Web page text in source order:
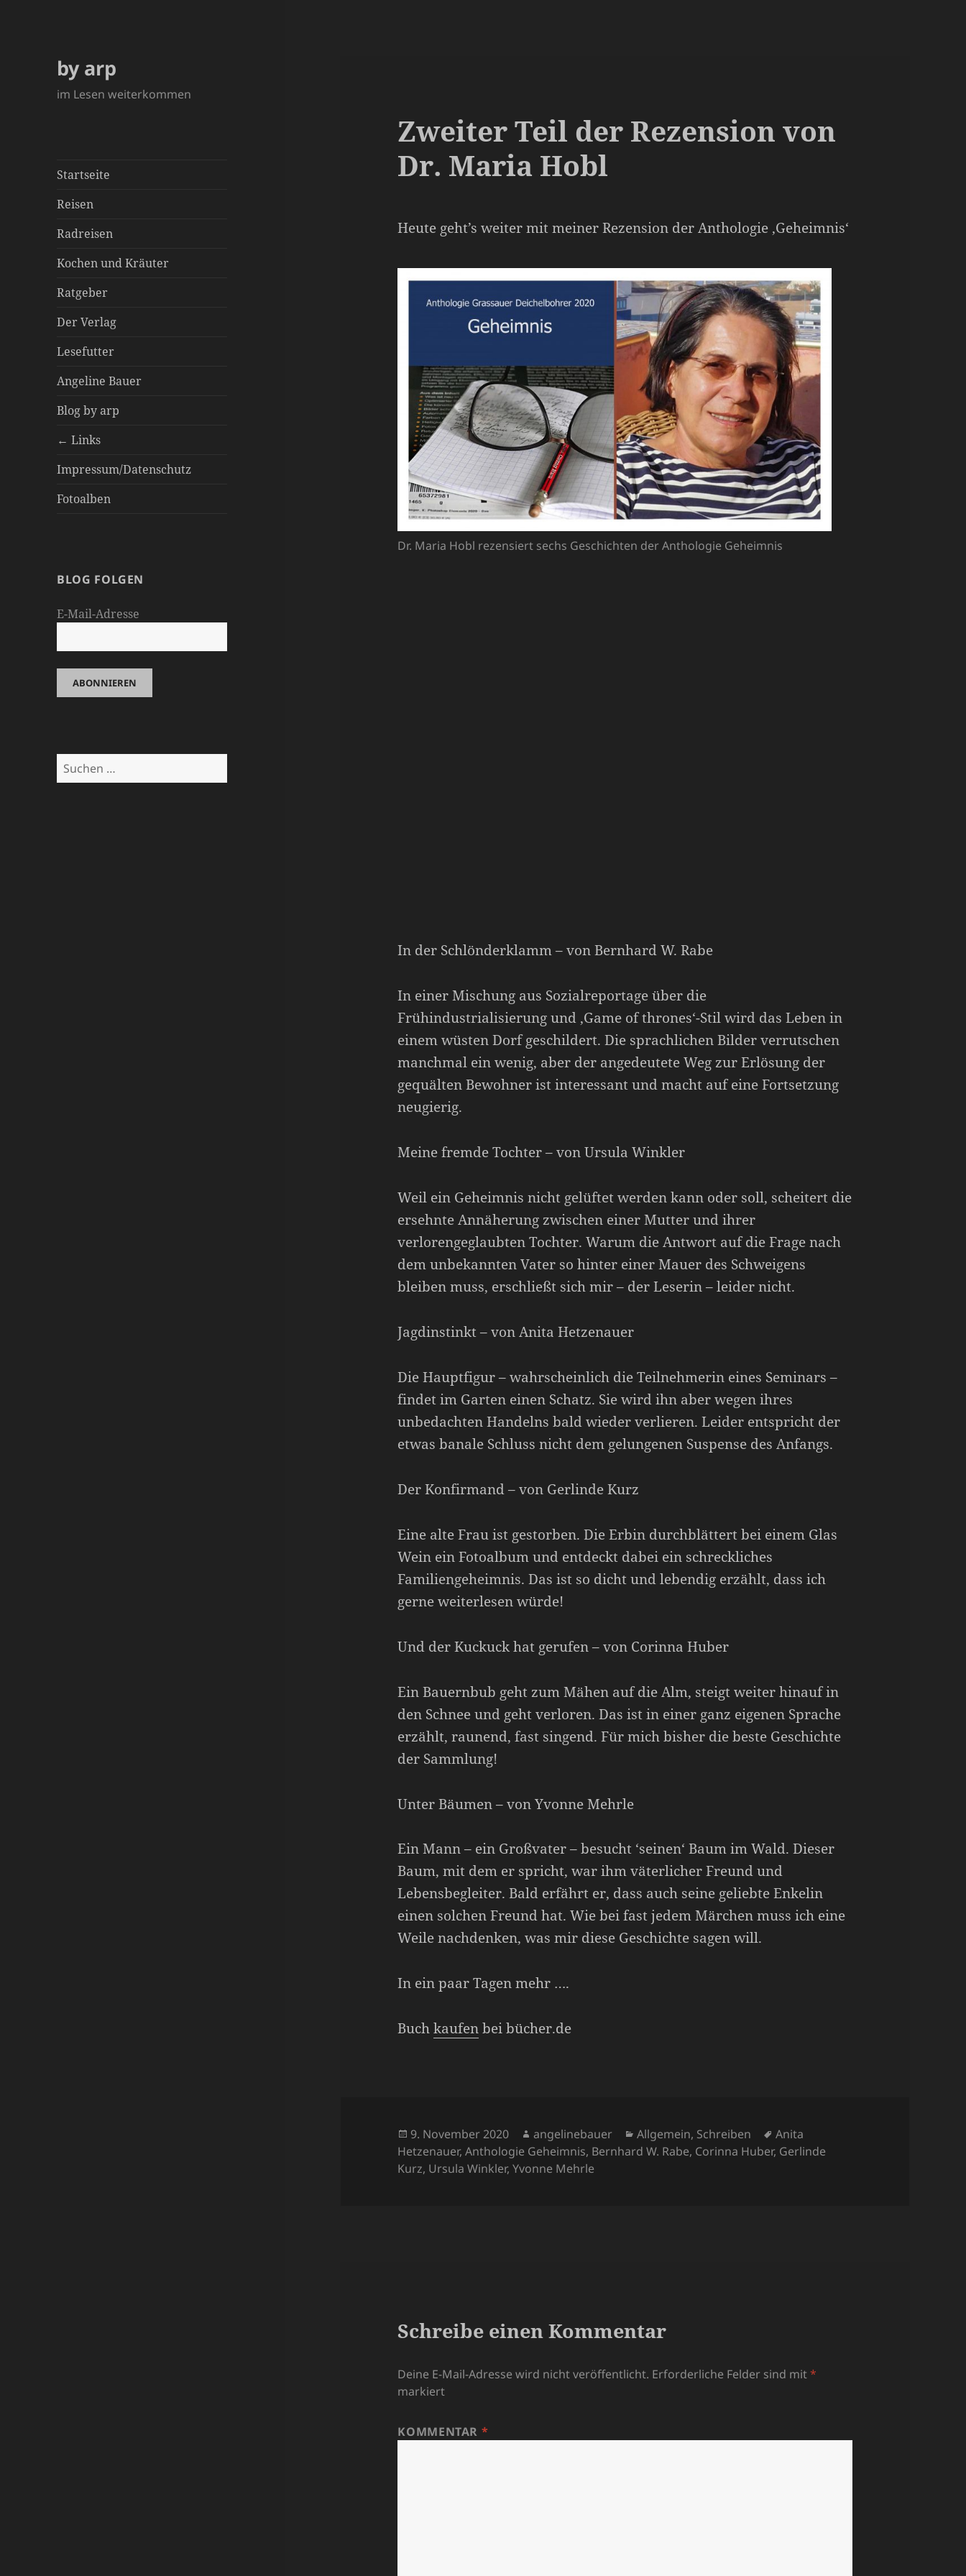
by arp
im Lesen weiterkommen
Startseite
Reisen
Radreisen
Kochen und Kräuter
Ratgeber
Der Verlag
Lesefutter
Angeline Bauer
Blog by arp
← Links
Impressum/Datenschutz
Fotoalben
BLOG FOLGEN
E-Mail-Adresse
Suchen
nach:
Zweiter Teil der Rezension von
Dr. Maria Hobl
Heute geht’s weiter mit meiner Rezension der Anthologie ‚Geheimnis‘
Dr. Maria Hobl rezensiert sechs Geschichten der Anthologie Geheimnis
In der Schlönderklamm – von Bernhard W. Rabe
In einer Mischung aus Sozialreportage über die
Frühindustrialisierung und ‚Game of thrones‘-Stil wird das Leben in
einem wüsten Dorf geschildert. Die sprachlichen Bilder verrutschen
manchmal ein wenig, aber der angedeutete Weg zur Erlösung der
gequälten Bewohner ist interessant und macht auf eine Fortsetzung
neugierig.
Meine fremde Tochter – von Ursula Winkler
Weil ein Geheimnis nicht gelüftet werden kann oder soll, scheitert die
ersehnte Annäherung zwischen einer Mutter und ihrer
verlorengeglaubten Tochter. Warum die Antwort auf die Frage nach
dem unbekannten Vater so hinter einer Mauer des Schweigens
bleiben muss, erschließt sich mir – der Leserin – leider nicht.
Jagdinstinkt – von Anita Hetzenauer
Die Hauptfigur – wahrscheinlich die Teilnehmerin eines Seminars –
findet im Garten einen Schatz. Sie wird ihn aber wegen ihres
unbedachten Handelns bald wieder verlieren. Leider entspricht der
etwas banale Schluss nicht dem gelungenen Suspense des Anfangs.
Der Konfirmand – von Gerlinde Kurz
Eine alte Frau ist gestorben. Die Erbin durchblättert bei einem Glas
Wein ein Fotoalbum und entdeckt dabei ein schreckliches
Familiengeheimnis. Das ist so dicht und lebendig erzählt, dass ich
gerne weiterlesen würde!
Und der Kuckuck hat gerufen – von Corinna Huber
Ein Bauernbub geht zum Mähen auf die Alm, steigt weiter hinauf in
den Schnee und geht verloren. Das ist in einer ganz eigenen Sprache
erzählt, raunend, fast singend. Für mich bisher die beste Geschichte
der Sammlung!
Unter Bäumen – von Yvonne Mehrle
Ein Mann – ein Großvater – besucht ‘seinen‘ Baum im Wald. Dieser
Baum, mit dem er spricht, war ihm väterlicher Freund und
Lebensbegleiter. Bald erfährt er, dass auch seine geliebte Enkelin
einen solchen Freund hat. Wie bei fast jedem Märchen muss ich eine
Weile nachdenken, was mir diese Geschichte sagen will.
In ein paar Tagen mehr ….
Buchkaufenbei bücher.de
Veröffentlicht
am
9. November 2020 Autor
angelinebauer Kategorien
Allgemein, Schreiben Schlagwörter
Anita
Hetzenauer,Anthologie Geheimnis, Bernhard W. Rabe, Corinna Huber, Gerlinde
Kurz, Ursula Winkler,Yvonne Mehrle
Schreibe einen Kommentar
Deine E-Mail-Adresse wird nicht veröffentlicht. Erforderliche Felder sind mit*
markiert
KOMMENTAR *